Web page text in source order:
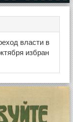
власти в
избран